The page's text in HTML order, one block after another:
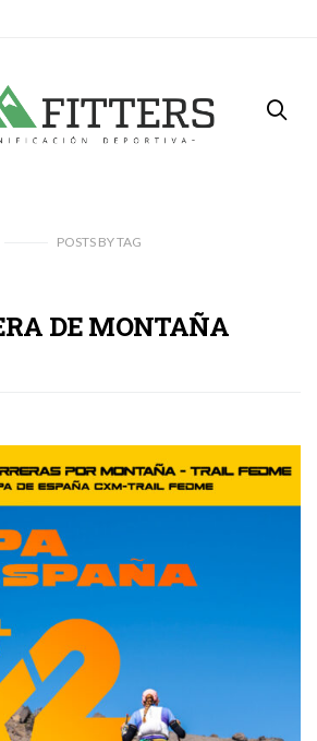
POSTS BYTAG
DE MONTAÑA